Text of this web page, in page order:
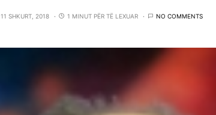
11 SHKURT, 2018 1 MINUT PËR TË LEXUAR NO COMMENTS